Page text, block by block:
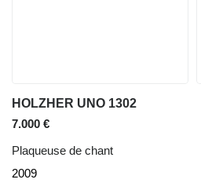
HOLZHER UNO 1302
7.000 €
Plaqueuse de chant
2009